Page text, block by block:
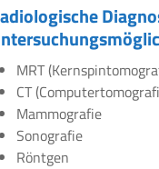
MRT
CT
Mammografie
Sonografie
Röntgen